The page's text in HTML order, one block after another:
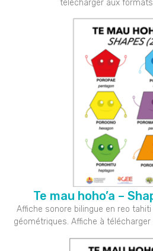
télécharger aux formats
Te mau hoho’a –
Affiche sonore bilingue en reo
géométriques. Affiche à